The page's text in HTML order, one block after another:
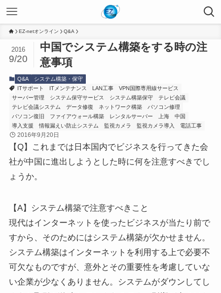
EZ-netオンライン Q&A
中国でシステム構築をする時の注
意事項
2016
9/20
Q&A
システム構築・保守
ITサポート
ITメンテナンス LAN工事
VPN国際専用線サービス
サーバー管理
システム保守サービス システム構築保守
テレビ会議
テレビ会議システム
データ修復 ネットワーク構築
パソコン修理
パソコン復旧
ファイアウォール構築 レンタルサーバー 上海
中国
導入支援
情報漏えい防止システム 監視カメラ 監視カメラ導入 電話工事
2016年9月20日
【Q】これまでは日本国内でビジネスを行ってきた会
社が中国に進出しようとした時に何を注意すべきでし
ょうか。
【A】システム構築で注意すべきこと
現代はインターネットを使ったビジネスが当たり前で
すから、そのためにはシステム構築が欠かせません。
システム構築はインターネットを利用する上で必要不
可欠なものですが、意外とその重要性を考慮していな
い企業が少なくありません。システムがダウンしてし